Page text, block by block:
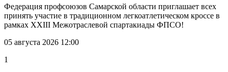
Федерация профсоюзов Самарской области приглашает всех
принять участие в традиционном легкоатлетическом кроссе в
рамках XXIII Межотраслевой спартакиады ФПСО!
05 августа 2026 12:00
1